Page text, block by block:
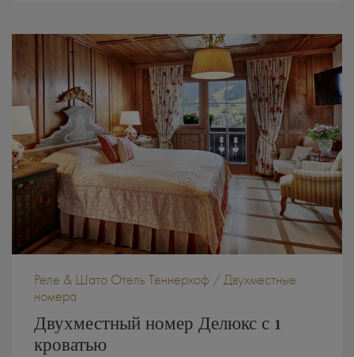
Реле & Шато Отель Теннерхоф / Двухместные
номера
Двухместный номер Делюкс с 1
кроватью